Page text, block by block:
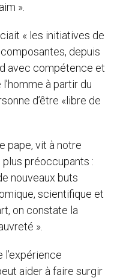
».
« les initiatives de
composantes, depuis
avec compétence et
à partir du
d’être «libre de
pape, vit à notre
plus préoccupants :
nouveaux buts
scientifique et
on constate la
».
l’expérience
aider à faire surgir